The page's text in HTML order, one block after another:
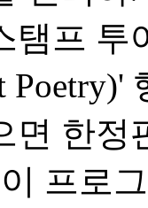
탬프
면 한정
프로